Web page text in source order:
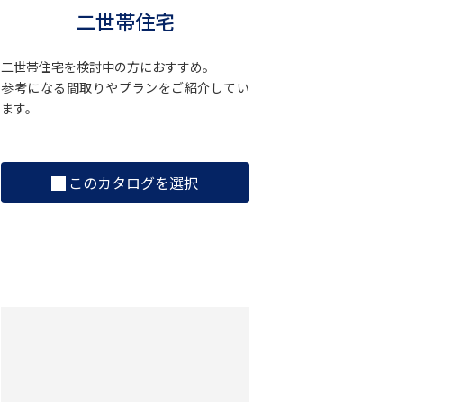
二世帯住宅
二世帯住宅を検討中の方におすすめ。
参考になる間取りやプランをご紹介してい
ます。
このカタログを選択